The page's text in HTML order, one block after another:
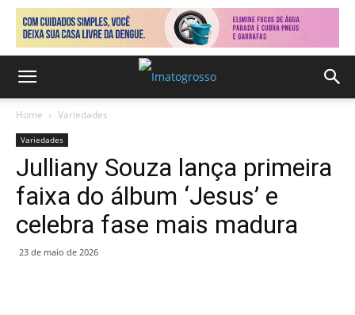
Home Variedades
Variedades
Julliany Souza lança primeira
faixa do álbum ‘Jesus’ e
celebra fase mais madura
23 de maio de 2026